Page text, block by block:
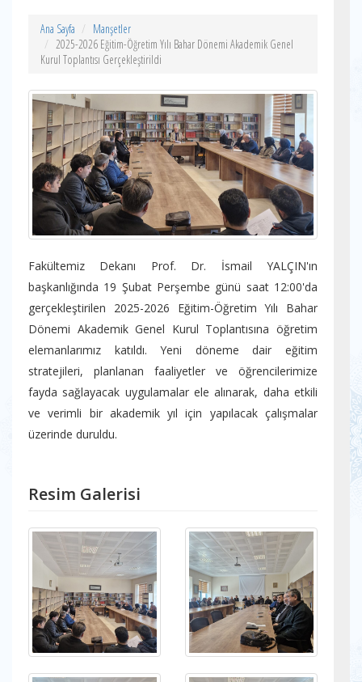
Ana Sayfa
Manşetler
2025-2026 Eğitim-Öğretim Yılı Bahar Dönemi Akademik Genel
Kurul Toplantısı Gerçekleştirildi
Fakültemiz Dekanı Prof. Dr. İsmail YALÇIN'ın
başkanlığında 19 Şubat Perşembe günü saat 12:00'da
gerçekleştirilen 2025-2026 Eğitim-Öğretim Yılı Bahar
Dönemi Akademik Genel Kurul Toplantısına öğretim
elemanlarımız katıldı. Yeni döneme dair eğitim
stratejileri, planlanan faaliyetler ve öğrencilerimize
fayda sağlayacak uygulamalar ele alınarak, daha etkili
ve verimli bir akademik yıl için yapılacak çalışmalar
üzerinde duruldu.
Resim Galerisi